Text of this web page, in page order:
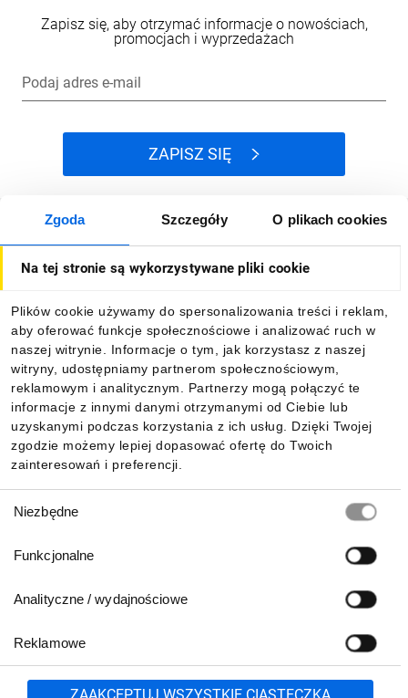
Zgoda Szczegóły O plikach cookies
Na tej stronie są wykorzystywane pliki cookie
Plików cookie używamy do spersonalizowania treści i reklam,
aby oferować funkcje społecznościowe i analizować ruch w
naszej witrynie. Informacje o tym, jak korzystasz z naszej
witryny, udostępniamy partnerom społecznościowym,
reklamowym i analitycznym. Partnerzy mogą połączyć te
informacje z innymi danymi otrzymanymi od Ciebie lub
uzyskanymi podczas korzystania z ich usług. Dzięki Twojej
zgodzie możemy lepiej dopasować ofertę do Twoich
zainteresowań i preferencji.
zgody
Niezbędne
Funkcjonalne
Analityczne / wydajnościowe
Reklamowe
Zapisz się, aby otrzymać informacje o nowościach,
promocjach i wyprzedażach
Podaj adres e-mail
ZAPISZ SIĘ
Dla kupujących
Informacje
Pobierz naszą aplikację mobilną: